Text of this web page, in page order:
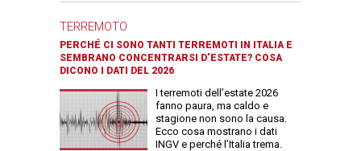
TERREMOTO
PERCHÉ CI SONO TANTI TERREMOTI IN ITALIA E
SEMBRANO CONCENTRARSI D’ESTATE? COSA
DICONO I DATI DEL 2026
I terremoti dell’estate 2026
fanno paura, ma caldo e
stagione non sono la causa.
Ecco cosa mostrano i dati
INGV e perché l’Italia trema.